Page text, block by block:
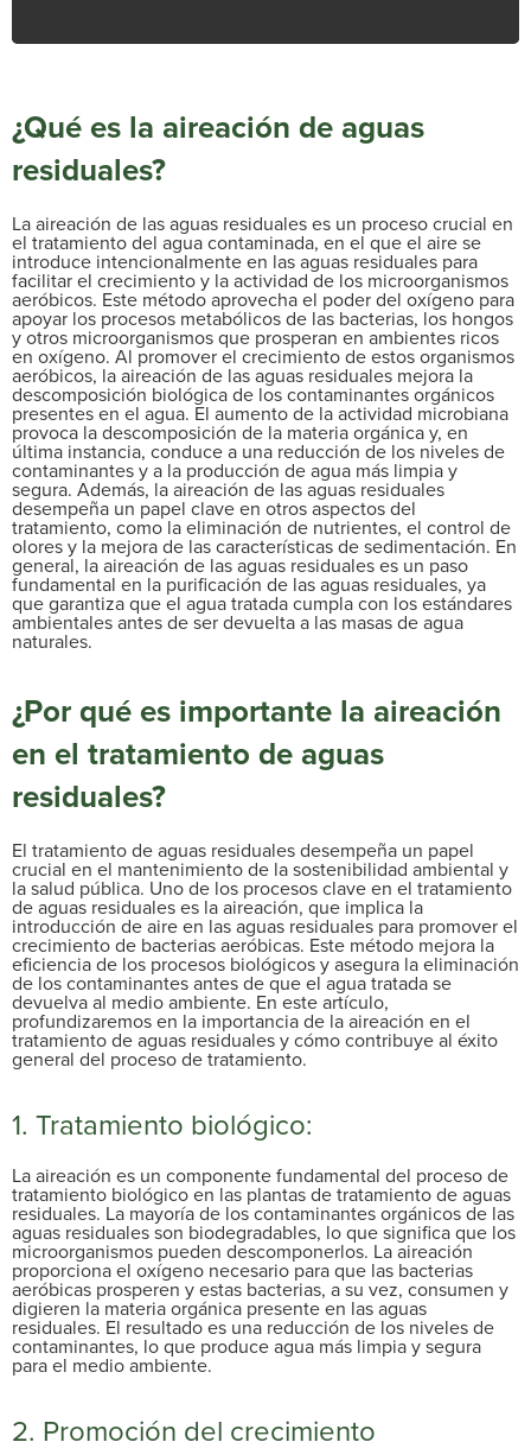
¿Qué es la aireación de aguas
residuales?
La aireación de las aguas residuales es un proceso crucial en
el tratamiento del agua contaminada, en el que el aire se
introduce intencionalmente en las aguas residuales para
facilitar el crecimiento y la actividad de los microorganismos
aeróbicos. Este método aprovecha el poder del oxígeno para
apoyar los procesos metabólicos de las bacterias, los hongos
y otros microorganismos que prosperan en ambientes ricos
en oxígeno. Al promover el crecimiento de estos organismos
aeróbicos, la aireación de las aguas residuales mejora la
descomposición biológica de los contaminantes orgánicos
presentes en el agua. El aumento de la actividad microbiana
provoca la descomposición de la materia orgánica y, en
última instancia, conduce a una reducción de los niveles de
contaminantes y a la producción de agua más limpia y
segura. Además, la aireación de las aguas residuales
desempeña un papel clave en otros aspectos del
tratamiento, como la eliminación de nutrientes, el control de
olores y la mejora de las características de sedimentación. En
general, la aireación de las aguas residuales es un paso
fundamental en la purificación de las aguas residuales, ya
que garantiza que el agua tratada cumpla con los estándares
ambientales antes de ser devuelta a las masas de agua
naturales.
¿Por qué es importante la aireación
en el tratamiento de aguas
residuales?
El tratamiento de aguas residuales desempeña un papel
crucial en el mantenimiento de la sostenibilidad ambiental y
la salud pública. Uno de los procesos clave en el tratamiento
de aguas residuales es la aireación, que implica la
introducción de aire en las aguas residuales para promover el
crecimiento de bacterias aeróbicas. Este método mejora la
eficiencia de los procesos biológicos y asegura la eliminación
de los contaminantes antes de que el agua tratada se
devuelva al medio ambiente. En este artículo,
profundizaremos en la importancia de la aireación en el
tratamiento de aguas residuales y cómo contribuye al éxito
general del proceso de tratamiento.
1. Tratamiento biológico:
La aireación es un componente fundamental del proceso de
tratamiento biológico en las plantas de tratamiento de aguas
residuales. La mayoría de los contaminantes orgánicos de las
aguas residuales son biodegradables, lo que significa que los
microorganismos pueden descomponerlos. La aireación
proporciona el oxígeno necesario para que las bacterias
aeróbicas prosperen y estas bacterias, a su vez, consumen y
digieren la materia orgánica presente en las aguas
residuales. El resultado es una reducción de los niveles de
contaminantes, lo que produce agua más limpia y segura
para el medio ambiente.
2. Promoción del crecimiento